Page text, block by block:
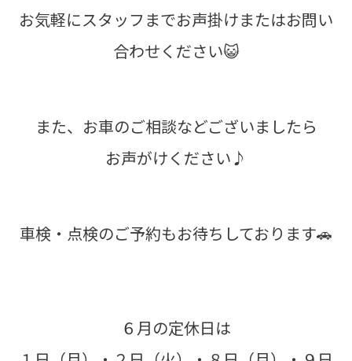
お気軽にスタッフまでお声掛けまたはお問い
合わせください😺
また、お車のご相談などございましたら
お声がけください♪
車検・点検のご予約もお待ちしております🚗
６月の定休日は